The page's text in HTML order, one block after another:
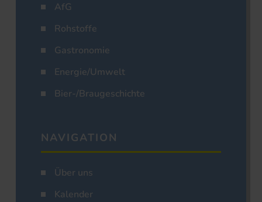
AfG
Rohstoffe
Gastronomie
Energie/Umwelt
Bier-/Braugeschichte
NAVIGATION
Über uns
Kalender